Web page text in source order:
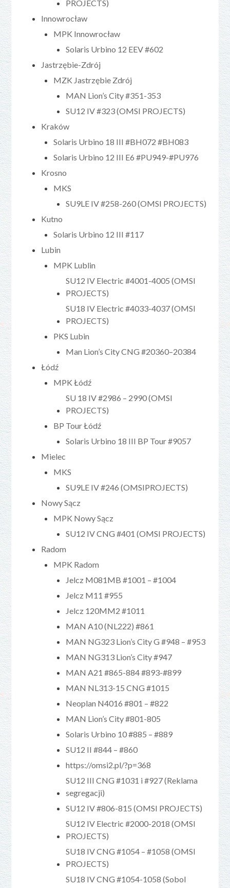
PROJECTS)
Innowrocław
MPK Innowrocław
Solaris Urbino 12 EEV #602
Jastrzębie-Zdrój
MZK Jastrzębie Zdrój
MAN Lion’s City #351-353
SU12 IV #323 (OMSI PROJECTS)
Kraków
Solaris Urbino 18 III #BH072 #BH083
Solaris Urbino 12 III E6 #PU949-#PU976
Krosno
MKS
SU9LE IV #258-260 (OMSI PROJECTS)
Kutno
Solaris Urbino 12 III #117
Lubin
MPK Lublin
SU12 IV Electric #4001-4005 (OMSI
PROJECTS)
SU18 IV Electric #4033-4037 (OMSI
PROJECTS)
PKS Lubin
Man Lion’s City CNG #20360–20384
Łódź
MPK Łódź
SU 18 IV #2986 – 2990 (OMSI
PROJECTS)
BP Tour Łódź
Solaris Urbino 18 III BP Tour #9057
Mielec
MKS
SU9LE IV #246 (OMSIPROJECTS)
Nowy Sącz
MPK Nowy Sącz
SU12 IV CNG #401 (OMSI PROJECTS)
Radom
MPK Radom
Jelcz M081MB #1001 – #1004
Jelcz M11 #955
Jelcz 120MM2 #1011
MAN A10 (NL222) #861
MAN NG323 Lion’s City G #948 – #953
MAN NG313 Lion’s City #947
MAN A21 #865-884 #893-#899
MAN NL313-15 CNG #1015
Neoplan N4016 #801 – #822
MAN Lion’s City #801-805
Solaris Urbino 10 #885 – #889
SU12 II #844 – #860
https://omsi2.pl/?p=368
SU12 III CNG #1031 i #927 (Reklama
segregacji)
SU12 IV #806-815 (OMSI PROJECTS)
SU12 IV Electric #2000-2018 (OMSI
PROJECTS)
SU18 IV CNG #1054 – #1058 (OMSI
PROJECTS)
SU18 IV CNG #1054-1058 (Sobol